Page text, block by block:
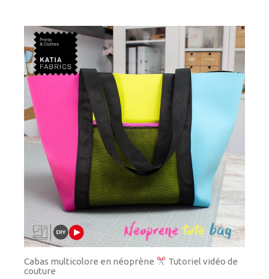
Cabas multicolore en néoprène
Tutoriel vidéo de
couture